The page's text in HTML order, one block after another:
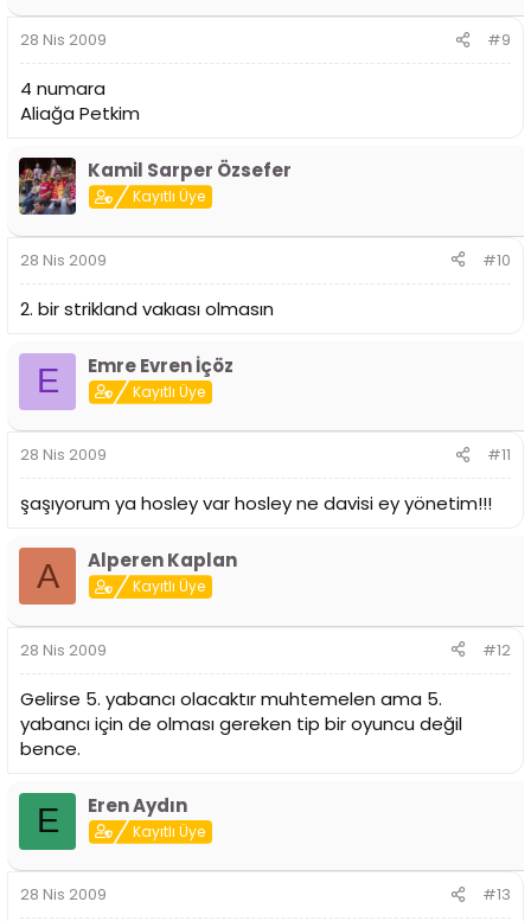
28 Nis 2009 #9
4 numara
Aliağa Petkim
Kamil Sarper Özsefer
Kayıtlı Üye
28 Nis 2009 #10
2. bir strikland vakıası olmasın
E Emre Evren İçöz
Kayıtlı Üye
28 Nis 2009 #11
şaşıyorum ya hosley var hosley ne davisi ey yönetim!!!
A Alperen Kaplan
Kayıtlı Üye
28 Nis 2009 #12
Gelirse 5. yabancı olacaktır muhtemelen ama 5.
yabancı için de olması gereken tip bir oyuncu değil
bence.
E Eren Aydın
Kayıtlı Üye
28 Nis 2009 #13